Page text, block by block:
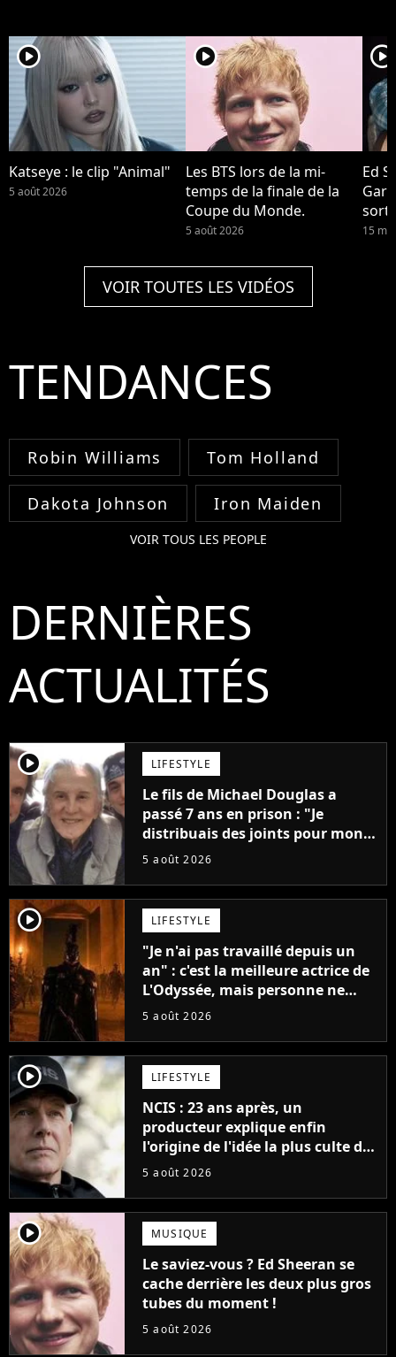
player2
Katseye : le clip "Animal"
5 août 2026
player2
Les BTS lors de la mi-
temps de la finale de la
Coupe du Monde.
5 août 2026
player2
Ed
15
VOIR TOUTES LES VIDÉOS
TENDANCES
Robin Williams Tom Holland
Dakota Johnson Iron Maiden
VOIR TOUS LES PEOPLE
DERNIÈRES
ACTUALITÉS
player2 LIFESTYLE
Le fils de Michael Douglas a
passé 7 ans en prison : "Je
distribuais des joints pour mon
père"
5 août 2026
player2 LIFESTYLE
"Je n'ai pas travaillé depuis un
an" : c'est la meilleure actrice de
L'Odyssée, mais personne ne
veut lui donner de rôle au
5 août 2026
player2 LIFESTYLE
NCIS : 23 ans après, un
producteur explique enfin
l'origine de l'idée la plus culte de
la série (et on ne parle pas du
5 août 2026
player2 MUSIQUE
Le saviez-vous ? Ed Sheeran se
cache derrière les deux plus gros
tubes du moment !
5 août 2026